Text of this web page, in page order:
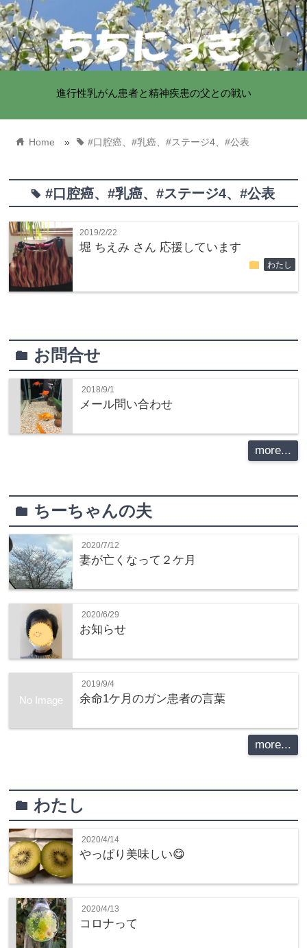
進行性乳がん患者と精神疾患の父との戦い
home Home » tag#口腔癌、#乳癌、#ステージ4、#公表
tag#口腔癌、#乳癌、#ステージ4、#公表
2019/2/22
堀 ちえみ さん 応援しています
folder わたし
folder お問合せ
2018/9/1
メール問い合わせ
more...
folder ちーちゃんの夫
2020/7/12
妻が亡くなって２ケ月
2020/6/29
お知らせ
No Image
2019/9/4
余命1ケ月のガン患者の言葉
more...
folderわたし
2020/4/14
やっぱり美味しい😋
2020/4/13
コロナって